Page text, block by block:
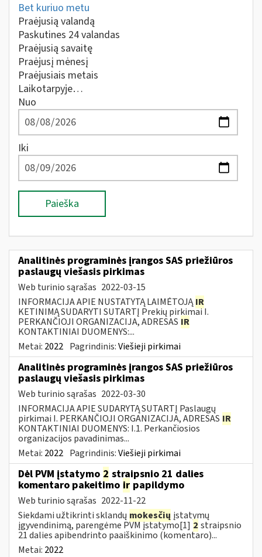
Bet kuriuo metu
Praėjusią valandą
Paskutines 24 valandas
Praėjusią savaitę
Praėjusį mėnesį
Praėjusiais metais
Laikotarpyje…
Nuo
Iki
Paieška
Analitinės programinės įrangos SAS priežiūros
paslaugų viešasis pirkimas
Web turinio sąrašas 2022-03-15
INFORMACIJA APIE NUSTATYTĄ LAIMĖTOJĄIR
KETINIMĄ SUDARYTI SUTARTĮ Prekių pirkimai I.
PERKANČIOJI ORGANIZACIJA, ADRESAS IR
KONTAKTINIAI DUOMENYS:...
Metai: 2022 Pagrindinis:Viešieji pirkimai
Analitinės programinės įrangos SAS priežiūros
paslaugų viešasis pirkimas
Web turinio sąrašas 2022-03-30
INFORMACIJA APIE SUDARYTĄ SUTARTĮ Paslaugų
pirkimai I. PERKANČIOJI ORGANIZACIJA, ADRESAS IR
KONTAKTINIAI DUOMENYS: I.1. Perkančiosios
organizacijos pavadinimas...
Metai: 2022 Pagrindinis:Viešieji pirkimai
Dėl PVM įstatymo 2 straipsnio 21 dalies
komentaro pakeitimo ir papildymo
Web turinio sąrašas 2022-11-22
Siekdami užtikrinti sklandų mokesčių įstatymų
įgyvendinimą, parengėme PVM įstatymo[1] 2 straipsnio
21 dalies apibendrinto paaiškinimo (komentaro)...
Metai: 2022